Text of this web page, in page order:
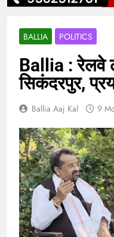
BALLIA POLITICS
Ballia : रेलवे
सिकंदरपुर,
Ballia Aaj Kal 9